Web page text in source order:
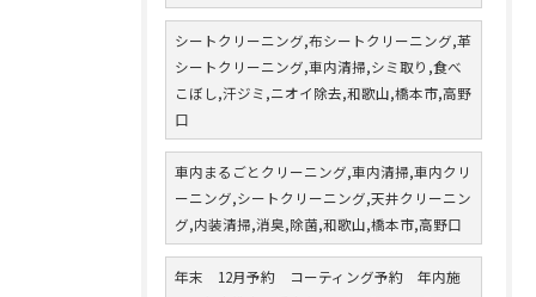
シートクリーニング,布シートクリーニング,革
シートクリーニング,車内清掃,シミ取り,食べ
こぼし,汗ジミ,ニオイ除去,和歌山,橋本市,高野
口
車内まるごとクリーニング,車内清掃,車内クリ
ーニング,シートクリーニング,天井クリーニン
グ,内装清掃,消臭,除菌,和歌山,橋本市,高野口
年末 12月予約 コーティング予約 年内施